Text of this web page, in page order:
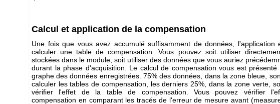
Calcul et application de la compensation
Une fois que vous avez accumulé suffisamment de données, l'application
calculer une table de compensation. Vous pouvez soit utiliser
stockées dans le module, soit utiliser des données que vous auriez
durant la phase d'acquisition. Le calcul de compensation vous est
graphe des données enregistrées. 75% des données, dans la zone bleue,
calculer les tables de compensation, les derniers 25%, dans la zone verte,
vérifier l'effet de la table de compensation. Vous pouvez vérifier
compensation en comparant les tracés de l'erreur de mesure avant